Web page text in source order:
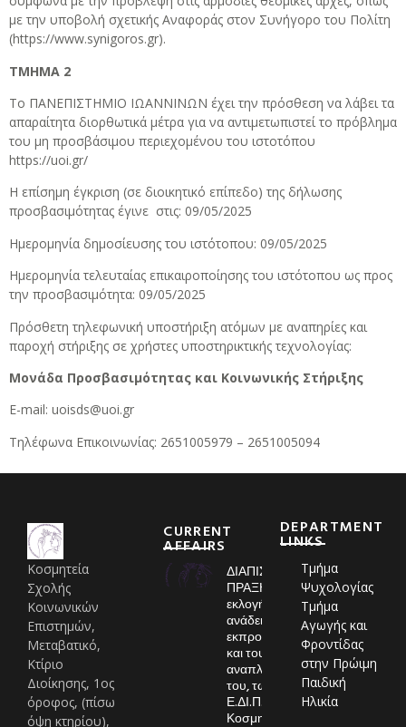
με την υποβολή σχετικής Αναφοράς στον Συνήγορο του Πολίτη
(https://www.synigoros.gr).
ΤΜΗΜΑ 2
Το ΠΑΝΕΠΙΣΤΗΜΙΟ ΙΩΑΝΝΙΝΩΝ έχει την πρόσθεση να λάβει τα
απαραίτητα διορθωτικά μέτρα για να αντιμετωπιστεί το πρόβλημα
του μη προσβάσιμου περιεχομένου του ιστοτόπου
https://uoi.gr/
Η επίσημη έγκριση (σε διοικητικό επίπεδο) της δήλωσης
προσβασιμότητας έγινε στις: 09/05/2025
Ημερομηνία δημοσίευσης του ιστότοπου: 09/05/2025
Ημερομηνία τελευταίας επικαιροποίησης του ιστότοπου ως προς
την προσβασιμότητα: 09/05/2025
Πρόσθετη τηλεφωνική υποστήριξη ατόμων με αναπηρίες και
παροχή στήριξης σε χρήστες υποστηρικτικής τεχνολογίας:
Μονάδα Προσβασιμότητας και Κοινωνικής Στήριξης
E-mail: uoisds@uoi.gr
Τηλέφωνα Επικοινωνίας: 2651005979 – 2651005094
Κοσμητεία
Σχολής
Κοινωνικών
Επιστημών,
Μεταβατικό,
Κτίριο
Διοίκησης, 1ος
όροφος, (πίσω
όψη κτηρίου),
CURRENT
AFFAIRS
ΔΙΑΠΙΣΤΩΤΙΚΗ
ΠΡΑΞΗ
εκλογής και
ανάδειξης
εκπροσώπου
και του
αναπληρωτή
του, των μελών
Ε.ΔΙ.Π., στην
Κοσμητεία της
DEPARTMENT
LINKS
Τμήμα
Ψυχολογίας
Τμήμα
Αγωγής και
Φροντίδας
στην Πρώιμη
Παιδική
Ηλικία